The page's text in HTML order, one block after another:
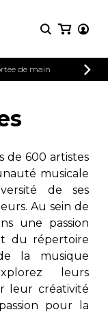
de main
2 guitares
3 guitares
4 guitares
5 guitares et plus
Ensemble de
Orchestre de guitares
Concerto pour
Guitare et un autre
Musique de chambre
de 600 artistes
musicale
de ses
Au sein de
une passion
du répertoire
la musique
leurs
leur créativité
pour la